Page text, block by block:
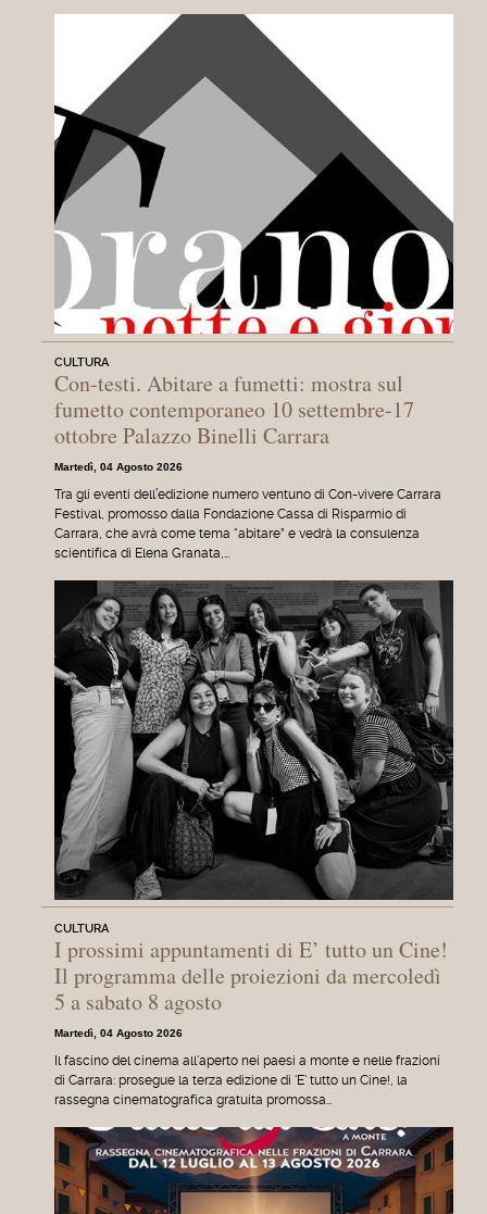
CULTURA
Con-testi. Abitare a fumetti: mostra sul
fumetto contemporaneo 10 settembre-17
ottobre Palazzo Binelli Carrara
Martedì, 04 Agosto 2026
Tra gli eventi dell’edizione numero ventuno di Con-vivere Carrara
Festival, promosso dalla Fondazione Cassa di Risparmio di
Carrara, che avrà come tema “abitare” e vedrà la consulenza
scientifica di Elena Granata,…
CULTURA
I prossimi appuntamenti di E’ tutto un Cine!
Il programma delle proiezioni da mercoledì
5 a sabato 8 agosto
Martedì, 04 Agosto 2026
Il fascino del cinema all'aperto nei paesi a monte e nelle frazioni
di Carrara: prosegue la terza edizione di 'E' tutto un Cine!, la
rassegna cinematografica gratuita promossa…